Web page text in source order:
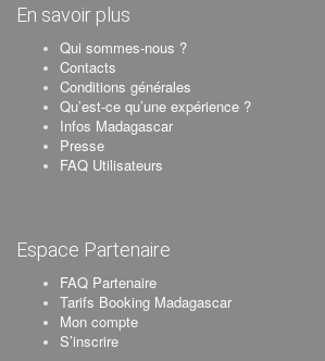
En savoir plus
Qui sommes-nous ?
Contacts
Conditions générales
Qu’est-ce qu’une expérience ?
Infos Madagascar
Presse
FAQ Utilisateurs
Espace Partenaire
FAQ Partenaire
Tarifs Booking Madagascar
Mon compte
S’inscrire